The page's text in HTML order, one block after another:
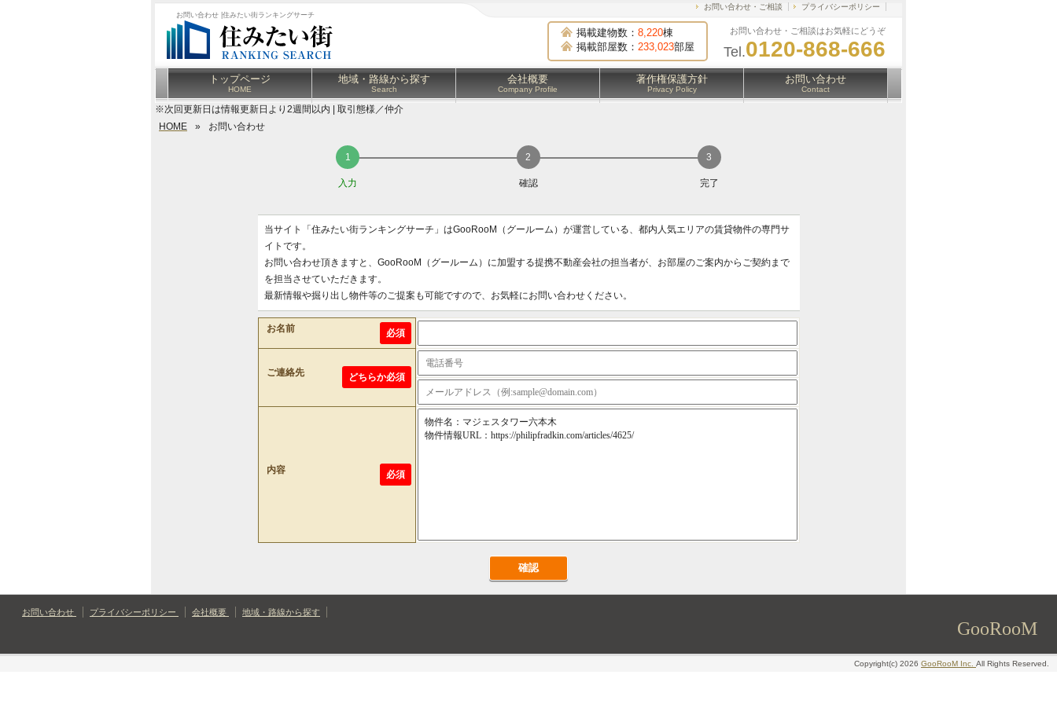
お問い合わせ |住みたい街ランキングサーチ
掲載建物数： 8,220棟
掲載部屋数： 233,023部屋
お問い合わせ・ご相談はお気軽にどうぞ
Tel.0120-868-666
お問い合わせ・ご相談 プライバシーポリシー
トップページ
HOME
地域・路線から探す
Search
会社概要
Company Profile
著作権保護方針
Privacy Policy
お問い合わせ
Contact
※次回更新日は情報更新日より2週間以内 | 取引態様／仲介
HOME
» お問い合わせ
入力 確認 完了
当サイト「住みたい街ランキングサーチ」はGooRooM（グールーム）が運営している、都内人気エリアの賃貸物件の専門サ
イトです。
お問い合わせ頂きますと、GooRooM（グールーム）に加盟する提携不動産会社の担当者が、お部屋のご案内からご契約まで
を担当させていただきます。
最新情報や掘り出し物件等のご提案も可能ですので、お気軽にお問い合わせください。
お名前 必須
ご連絡先 どちらか必須
内容 必須
確認
お問い合わせ プライバシーポリシー 会社概要 地域・路線から探す
GooRooM
Copyright(c) 2026 GooRooM Inc. All Rights Reserved.